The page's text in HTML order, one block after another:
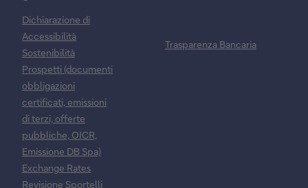
Dichiarazione di
Accessibilità
Sostenibilità
Prospetti (documenti
obbligazioni
certificati, emissioni
di terzi, offerte
pubbliche, OICR,
Emissione DB Spa)
Exchange Rates
Revisione Sportelli
Trasparenza Bancaria